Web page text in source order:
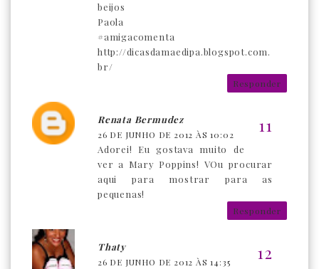
beijos
Paola
#amigacomenta
http://dicasdamaedipa.blogspot.com.
br/
Responder
Renata Bermudez
26 DE JUNHO DE 2012 ÀS 10:02
Adorei! Eu gostava muito de
ver a Mary Poppins! VOu procurar
aqui para mostrar para as
pequenas!
Responder
Thaty
26 DE JUNHO DE 2012 ÀS 14:35